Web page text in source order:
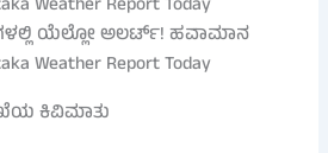
ಯೆಲ್ಲೋ ಅಲರ್ಟ್! ಹವಾಮಾನ
Weather Report Today
ಕಿವಿಮಾತು